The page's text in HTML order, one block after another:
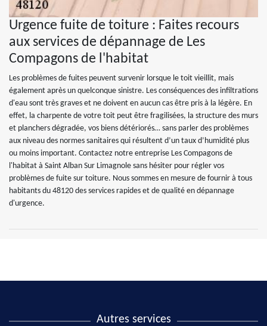
Urgence fuite de toiture : Faites recours
aux services de dépannage de Les
Compagons de l'habitat
Les problèmes de fuites peuvent survenir lorsque le toit vieillit, mais
également après un quelconque sinistre. Les conséquences des infiltrations
d'eau sont très graves et ne doivent en aucun cas être pris à la légère. En
effet, la charpente de votre toit peut être fragilisées, la structure des murs
et planchers dégradée, vos biens détériorés… sans parler des problèmes
aux niveau des normes sanitaires qui résultent d’un taux d’humidité plus
ou moins important. Contactez notre entreprise Les Compagons de
l'habitat à Saint Alban Sur Limagnole sans hésiter pour régler vos
problèmes de fuite sur toiture. Nous sommes en mesure de fournir à tous
habitants du 48120 des services rapides et de qualité en dépannage
d'urgence.
Autres services